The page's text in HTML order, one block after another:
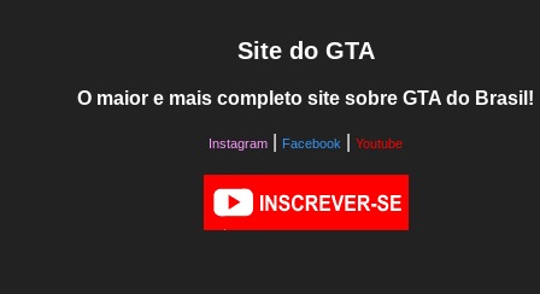
Site do GTA
O maior e mais completo site sobre GTA do Brasil!
Instagram Facebook Youtube